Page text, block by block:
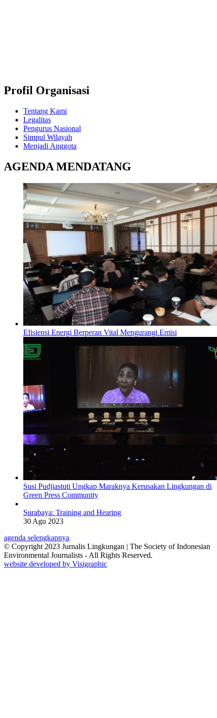
Profil Organisasi
Tentang Kami
Legalitas
Pengurus Nasional
Simpul Wilayah
Menjadi Anggota
AGENDA MENDATANG
Efisiensi Energi Berperan Vital Mengurangi Emisi
Susi Pudjiastuti Ungkap Maraknya Kerusakan Lingkungan di
Green Press Community
Surabaya: Training and Hearing
30 Agu 2023
agenda selengkapnya
© Copyright 2023 Jurnalis Lingkungan | The Society of Indonesian
Environmental Journalists - All Rights Reserved.
website developed by Visigraphic